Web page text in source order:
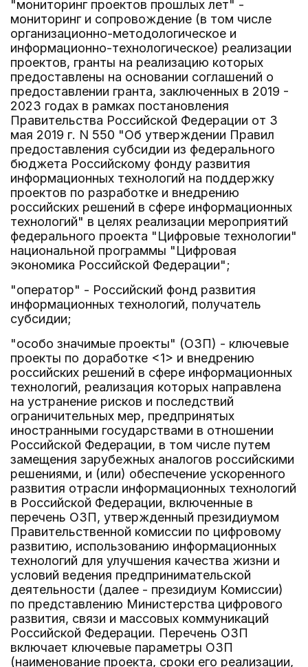
"мониторинг проектов прошлых лет" -
мониторинг и сопровождение (в том числе
организационно-методологическое и
информационно-технологическое) реализации
проектов, гранты на реализацию которых
предоставлены на основании соглашений о
предоставлении гранта, заключенных в 2019 -
2023 годах в рамках постановления
Правительства Российской Федерации от 3
мая 2019 г. N 550 "Об утверждении Правил
предоставления субсидии из федерального
бюджета Российскому фонду развития
информационных технологий на поддержку
проектов по разработке и внедрению
российских решений в сфере информационных
технологий" в целях реализации мероприятий
федерального проекта "Цифровые технологии"
национальной программы "Цифровая
экономика Российской Федерации";
"оператор" - Российский фонд развития
информационных технологий, получатель
субсидии;
"особо значимые проекты" (ОЗП) - ключевые
проекты по доработке <1> и внедрению
российских решений в сфере информационных
технологий, реализация которых направлена
на устранение рисков и последствий
ограничительных мер, предпринятых
иностранными государствами в отношении
Российской Федерации, в том числе путем
замещения зарубежных аналогов российскими
решениями, и (или) обеспечение ускоренного
развития отрасли информационных технологий
в Российской Федерации, включенные в
перечень ОЗП, утвержденный президиумом
Правительственной комиссии по цифровому
развитию, использованию информационных
технологий для улучшения качества жизни и
условий ведения предпринимательской
деятельности (далее - президиум Комиссии)
по представлению Министерства цифрового
развития, связи и массовых коммуникаций
Российской Федерации. Перечень ОЗП
включает ключевые параметры ОЗП
(наименование проекта, сроки его реализации,